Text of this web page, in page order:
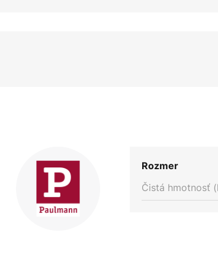
Rozmer
Čistá hmotnosť